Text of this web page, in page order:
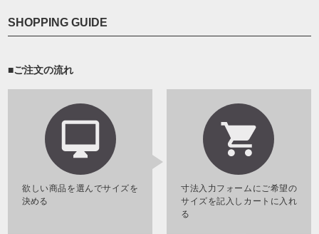
SHOPPING GUIDE
■ご注文の流れ
欲しい商品を選んでサイズを
決める
寸法入力フォームにご希望の
サイズを記入しカートに入れ
る